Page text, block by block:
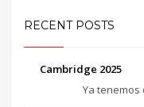
RECENT POSTS
Cambridge 2025
Ya